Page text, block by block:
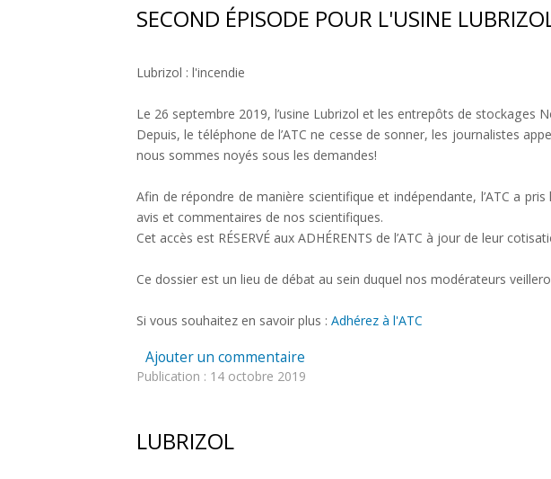
QUI SOMMES-NOUS ?SECOND ÉPISODE POUR L'USINE
Lubrizol : l'incendie
Le 26 septembre 2019, l’usine Lubrizol et les entrepôts de stockages
Depuis, le téléphone de l’ATC ne cesse de sonner, les journalistes
nous sommes noyés sous les demandes!
Afin de répondre de manière scientifique et indépendante, l’ATC a
avis et commentaires de nos scientifiques.
Cet accès est RÉSERVÉ aux ADHÉRENTS de l’ATC à jour de leur
Ce dossier est un lieu de débat au sein duquel nos modérateurs
Si vous souhaitez en savoir plus : Adhérez à l'ATC
Ajouter un commentaire
Publication : 14 octobre 2019
LUBRIZOL